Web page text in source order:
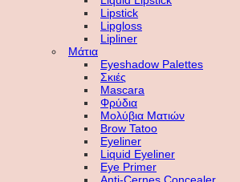
Lipstick
Lipgloss
Lipliner
Μάτια
Eyeshadow Palettes
Σκιές
Mascara
Φρύδια
Μολύβια Ματιών
Brow Tatoo
Eyeliner
Liquid Eyeliner
Eye Primer